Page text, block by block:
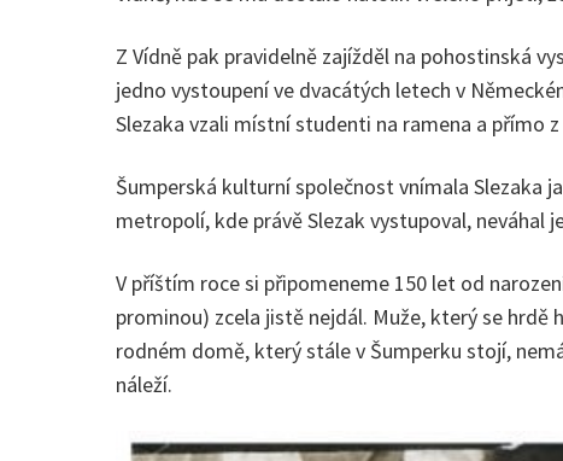
Z Vídně pak pravidelně zajížděl na pohostinská
jedno vystoupení ve dvacátých letech v
Slezaka vzali místní studenti na ramena a přímo
Šumperská kulturní společnost vnímala Slezaka
metropolí, kde právě Slezak vystupoval, neváhal
V příštím roce si připomeneme 150 let od
prominou) zcela jistě nejdál. Muže, který se hrdě
rodném domě, který stále v Šumperku stojí,
náleží.